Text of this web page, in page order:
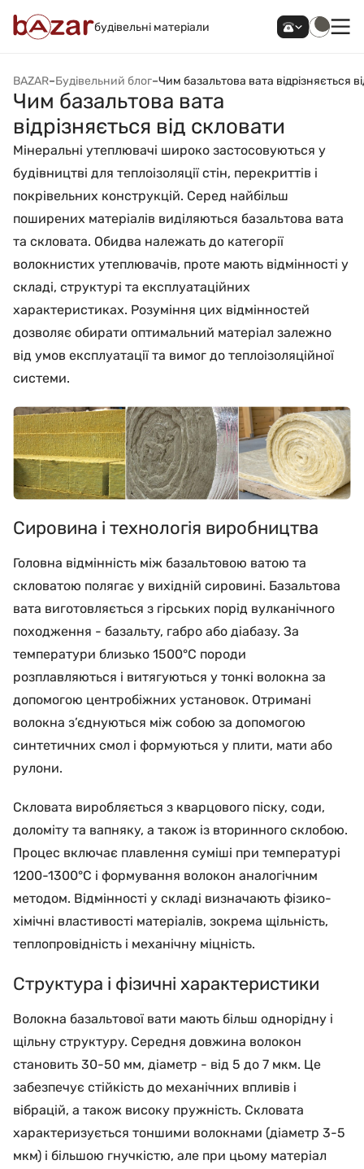
будівельні матеріали
BAZAR–Будівельний блог–Чим базальтова вата відрізняється
Чим базальтова вата
відрізняється від скловати
Мінеральні утеплювачі широко застосовуються у
будівництві для теплоізоляції стін, перекриттів і
покрівельних конструкцій. Серед найбільш
поширених матеріалів виділяються базальтова вата
та скловата. Обидва належать до категорії
волокнистих утеплювачів, проте мають відмінності у
складі, структурі та експлуатаційних
характеристиках. Розуміння цих відмінностей
дозволяє обирати оптимальний матеріал залежно
від умов експлуатації та вимог до теплоізоляційної
системи.
Сировина і технологія виробництва
Головна відмінність між базальтовою ватою та
скловатою полягає у вихідній сировині. Базальтова
вата виготовляється з гірських порід вулканічного
походження - базальту, габро або діабазу. За
температури близько 1500°C породи
розплавляються і витягуються у тонкі волокна за
допомогою центробіжних установок. Отримані
волокна з’єднуються між собою за допомогою
синтетичних смол і формуються у плити, мати або
рулони.
Скловата виробляється з кварцового піску, соди,
доломіту та вапняку, а також із вторинного склобою.
Процес включає плавлення суміші при температурі
1200-1300°C і формування волокон аналогічним
методом. Відмінності у складі визначають фізико-
хімічні властивості матеріалів, зокрема щільність,
теплопровідність і механічну міцність.
Структура і фізичні характеристики
Волокна базальтової вати мають більш однорідну і
щільну структуру. Середня довжина волокон
становить 30-50 мм, діаметр - від 5 до 7 мкм. Це
забезпечує стійкість до механічних впливів і
вібрацій, а також високу пружність. Скловата
характеризується тоншими волокнами (діаметр 3-5
мкм) і більшою гнучкістю, але при цьому матеріал